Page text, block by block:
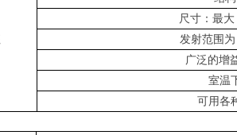
尺寸：最大
发射范围
广泛的增
室温
可用各